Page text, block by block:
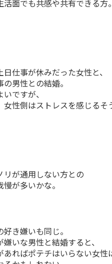
活面でも共感や共有できる方。
日仕事が休みだった女性と、
の男性との結婚。
いですが、
女性側はストレスを感じるそ
リが通用しない方との
慢が多いかな。
好き嫌いも同じ。
嫌いな男性と結婚すると、
あればポテチはいらない女性